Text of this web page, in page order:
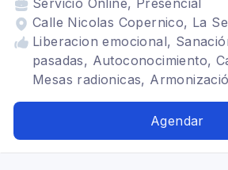
Servicio Online, Presencial
Calle Nicolas Copernico, La
Liberacion emocional,
pasadas, Autoconocimiento,
Mesas radionicas,
Agendar